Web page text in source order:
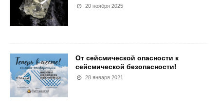
20 ноября 2025
От сейсмической опасности к
сейсмической безопасности!
28 января 2021